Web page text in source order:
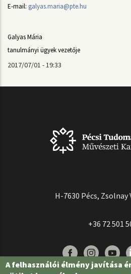
E-mail: galyas.maria@pte.hu
Galyas Mária
tanulmányi ügyek vezetője
2017/07/01 - 19:33
H-7630 Pécs, Zsolnay
+36 72 501
A felhasználói élmény javítása